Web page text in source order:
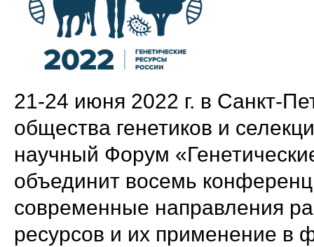
21-24 июня 2022 г. в Санкт-
общества генетиков и
научный Форум
объединит восемь
современные направления
ресурсов и их применение в